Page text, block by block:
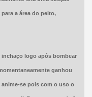
a área do peito,
inchaço logo após bombear
ganhou
se pois com o uso o